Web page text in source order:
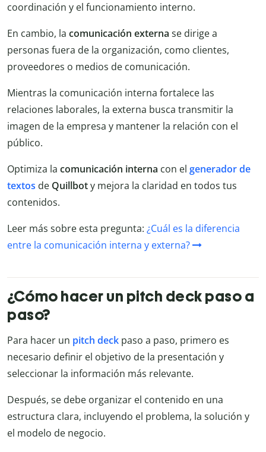
coordinación y el funcionamiento interno.
En cambio, la comunicación externa se dirige a
personas fuera de la organización, como clientes,
proveedores o medios de comunicación.
Mientras la comunicación interna fortalece las
relaciones laborales, la externa busca transmitir la
imagen de la empresa y mantener la relación con el
público.
Optimiza la comunicación interna con el generador de
textos de Quillboty mejora la claridad en todos tus
contenidos.
Leer más sobre esta pregunta: ¿Cuál es la diferencia
entre la comunicación interna y externa?
¿Cómo hacer un pitch deck paso a
paso?
Para hacer un pitch deck paso a paso, primero es
necesario definir el objetivo de la presentación y
seleccionar la información más relevante.
Después, se debe organizar el contenido en una
estructura clara, incluyendo el problema, la solución y
el modelo de negocio.